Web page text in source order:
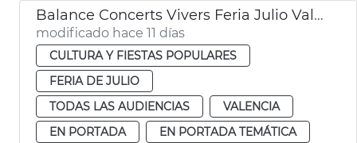
Balance Concerts Vivers Feria Julio València 2026
modificado hace 11 días
CULTURA Y FIESTAS POPULARES
FERIA DE JULIO
TODAS LAS AUDIENCIAS
VALENCIA
EN PORTADA
EN PORTADA TEMÁTICA